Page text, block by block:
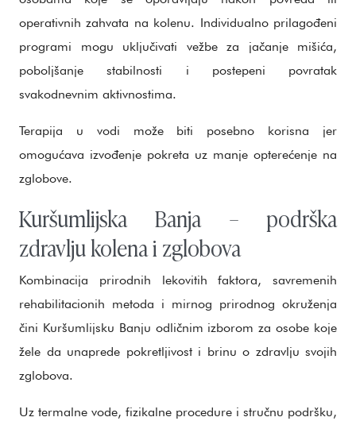
operativnih zahvata na kolenu. Individualno prilagođeni
programi mogu uključivati vežbe za jačanje mišića,
poboljšanje stabilnosti i postepeni povratak
svakodnevnim aktivnostima.
Terapija u vodi može biti posebno korisna jer
omogućava izvođenje pokreta uz manje opterećenje na
zglobove.
Kuršumlijska Banja – podrška
zdravlju kolena i zglobova
Kombinacija prirodnih lekovitih faktora, savremenih
rehabilitacionih metoda i mirnog prirodnog okruženja
čini Kuršumlijsku Banju odličnim izborom za osobe koje
žele da unaprede pokretljivost i brinu o zdravlju svojih
zglobova.
Uz termalne vode, fizikalne procedure i stručnu podršku,